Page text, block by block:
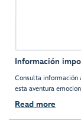
Información
Consulta
esta aventura
Read more